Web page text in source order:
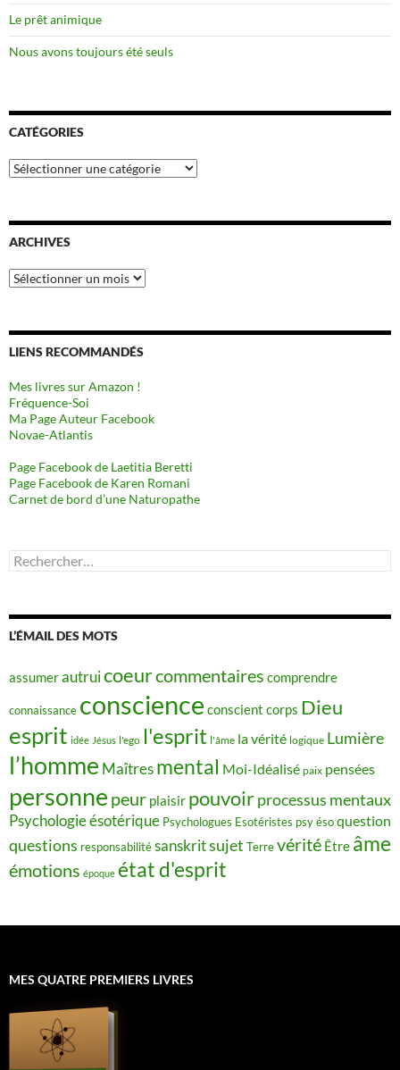
Le prêt animique
Nous avons toujours été seuls
CATÉGORIES
Catégories
ARCHIVES
Archives
LIENS RECOMMANDÉS
Mes livres sur Amazon !
Fréquence-Soi
Ma Page Auteur Facebook
Novae-Atlantis
Page Facebook de Laetitia Beretti
Page Facebook de Karen Romani
Carnet de bord d’une Naturopathe
Rechercher :
L’ÉMAIL DES MOTS
assumerautruicoeurcommentaires comprendre
connaissance conscience conscient corps Dieu
esprit idée Jésus l'ego l'esprit l'âme la vérité logique Lumière
l’homme Maîtres mental Moi-Idéalisé paix pensées
personne peur plaisir pouvoirprocessus mentaux
Psychologie ésotérique Psychologues Esotéristes psy ésoquestion
questions responsabilitésanskritsujet Terrevérité Être âme
émotions époque état d'esprit
MES QUATRE PREMIERS LIVRES